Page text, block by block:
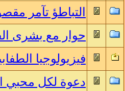
التباطؤ تآمر
حوار مع بشرى
فيزيولوجيا
دعوة لكل محبي